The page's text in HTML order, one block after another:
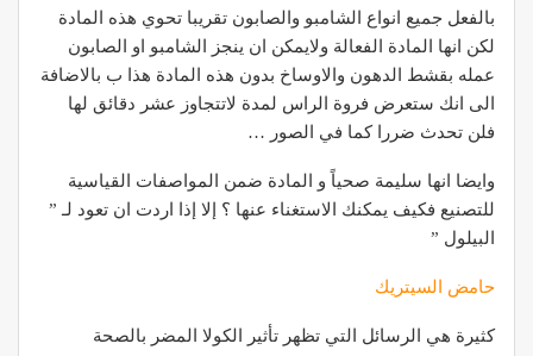
بالفعل جميع انواع الشامبو والصابون تقريبا تحوي هذه المادة
لكن انها المادة الفعالة ولايمكن ان ينجز الشامبو او الصابون
عمله بقشط الدهون والاوساخ بدون هذه المادة هذا ب بالاضافة
الى انك ستعرض فروة الراس لمدة لاتتجاوز عشر دقائق لها
فلن تحدث ضررا كما في الصور …
وايضا انها سليمة صحياً و المادة ضمن المواصفات القياسية
للتصنيع فكيف يمكنك الاستغناء عنها ؟ إلا إذا اردت ان تعود لـ ”
البيلول ”
حامض السيتريك
كثيرة هي الرسائل التي تظهر تأثير الكولا المضر بالصحة